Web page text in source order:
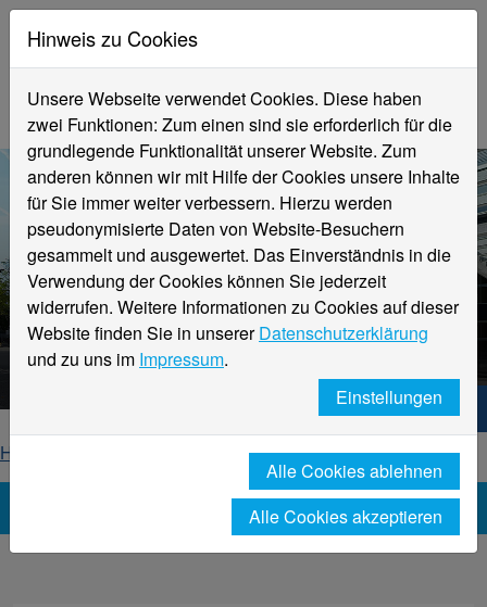
Aktuelle Meldungen
Hochschule Niederrhein
Hochschule Niederrhein. Dein Weg.
Home
News-Detailseite
Hinweis zu Cookies
Unsere Webseite verwendet Cookies. Diese haben
zwei Funktionen: Zum einen sind sie erforderlich für die
grundlegende Funktionalität unserer Website. Zum
anderen können wir mit Hilfe der Cookies unsere Inhalte
für Sie immer weiter verbessern. Hierzu werden
pseudonymisierte Daten von Website-Besuchern
gesammelt und ausgewertet. Das Einverständnis in die
Verwendung der Cookies können Sie jederzeit
widerrufen. Weitere Informationen zu Cookies auf dieser
Website finden Sie in unsererDatenschutzerklärung
und zu uns im Impressum.
Einstellungen
Alle Cookies ablehnen
Alle Cookies akzeptieren